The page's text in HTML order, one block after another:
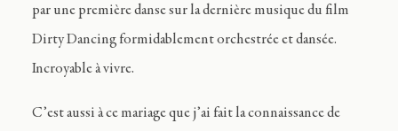
par une première danse sur la dernière musique du film
Dirty Dancing formidablement orchestrée et dansée.
Incroyable à vivre.
C’est aussi à ce mariage que j’ai fait la connaissance de